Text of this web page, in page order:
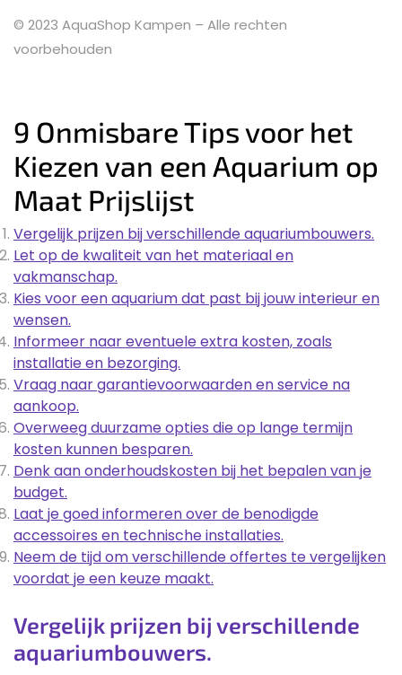
© 2023 AquaShop Kampen – Alle rechten
voorbehouden
9 Onmisbare Tips voor het
Kiezen van een Aquarium op
Maat Prijslijst
Vergelijk prijzen bij verschillende aquariumbouwers.
Let op de kwaliteit van het materiaal en
vakmanschap.
Kies voor een aquarium dat past bij jouw interieur en
wensen.
Informeer naar eventuele extra kosten, zoals
installatie en bezorging.
Vraag naar garantievoorwaarden en service na
aankoop.
Overweeg duurzame opties die op lange termijn
kosten kunnen besparen.
Denk aan onderhoudskosten bij het bepalen van je
budget.
Laat je goed informeren over de benodigde
accessoires en technische installaties.
Neem de tijd om verschillende offertes te vergelijken
voordat je een keuze maakt.
Vergelijk prijzen bij verschillende
aquariumbouwers.